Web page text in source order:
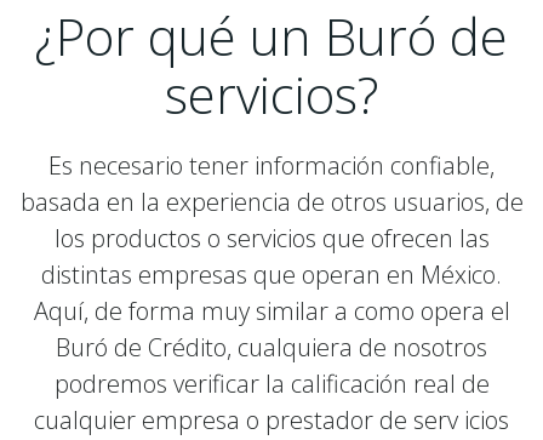
¿Por qué un Buró de
servicios?
Es necesario tener información confiable,
basada en la experiencia de otros usuarios, de
los productos o servicios que ofrecen las
distintas empresas que operan en México.
Aquí, de forma muy similar a como opera el
Buró de Crédito, cualquiera de nosotros
podremos verificar la calificación real de
cualquier empresa o prestador de serv icios